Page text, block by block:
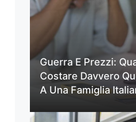
Guerra E Prezzi:
Costare Davvero
A Una Famiglia